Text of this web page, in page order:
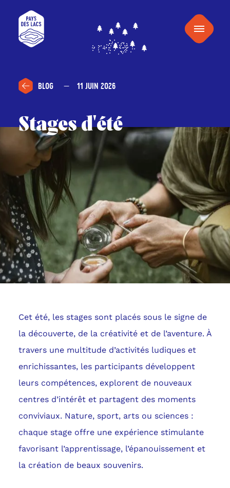
contenu
Pays
des
Menu
Stages d'été
11 JUIN 2026
BLOG
Cet été, les stages sont placés sous le signe de
la découverte, de la créativité et de l’aventure. À
travers une multitude d’activités ludiques et
enrichissantes, les participants développent
leurs compétences, explorent de nouveaux
centres d’intérêt et partagent des moments
conviviaux. Nature, sport, arts ou sciences :
chaque stage offre une expérience stimulante
favorisant l’apprentissage, l’épanouissement et
la création de beaux souvenirs.